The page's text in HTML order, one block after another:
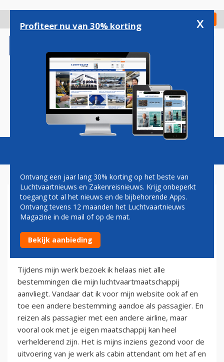
gaan
Check in
Magazine Podcasts Vacatures
DIEDERIK SWART: WERKEN
OF ZITTEN?
20 september 2011
Tijdens mijn werk bezoek ik helaas niet alle
bestemmingen die mijn luchtvaartmaatschappij
aanvliegt. Vandaar dat ik voor mijn website ook af en
toe een andere bestemming aandoe als passagier. En
reizen als passagier met een andere airline, maar
vooral ook met je eigen maatschappij kan heel
verhelderend zijn. Het is mijns inziens gezond voor de
uitvoering van je werk als cabin attendant om het af en
Profiteer nu van 30% korting x
Ontvang een jaar lang 30% korting op het beste van
Luchtvaartnieuws en Zakenreisnieuws. Krijg onbeperkt
toegang tot al het nieuws en de bijbehorende Apps.
Ontvang tevens 12 maanden het Luchtvaartnieuws
Magazine in de mail of op de mat.
Bekijk aanbieding